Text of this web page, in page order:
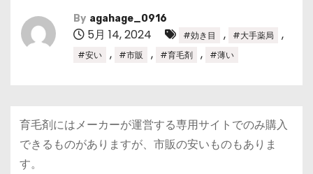
By agahage_0916
5月 14, 2024 #効き目 , #大手薬局 ,
#安い , #市販 , #育毛剤 , #薄い
育毛剤にはメーカーが運営する専用サイトでのみ購入
できるものがありますが、市販の安いものもありま
す。